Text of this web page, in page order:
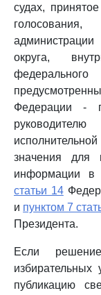
судах,
администрации
округа,
Федерации -
значения для
информации в
статьи 14
и пунктом 7
Президента.
Если
избирательных
публикацию